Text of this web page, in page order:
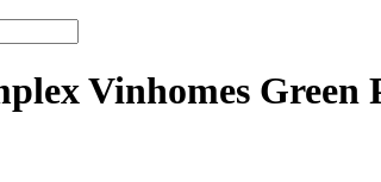
Vinhomes Green